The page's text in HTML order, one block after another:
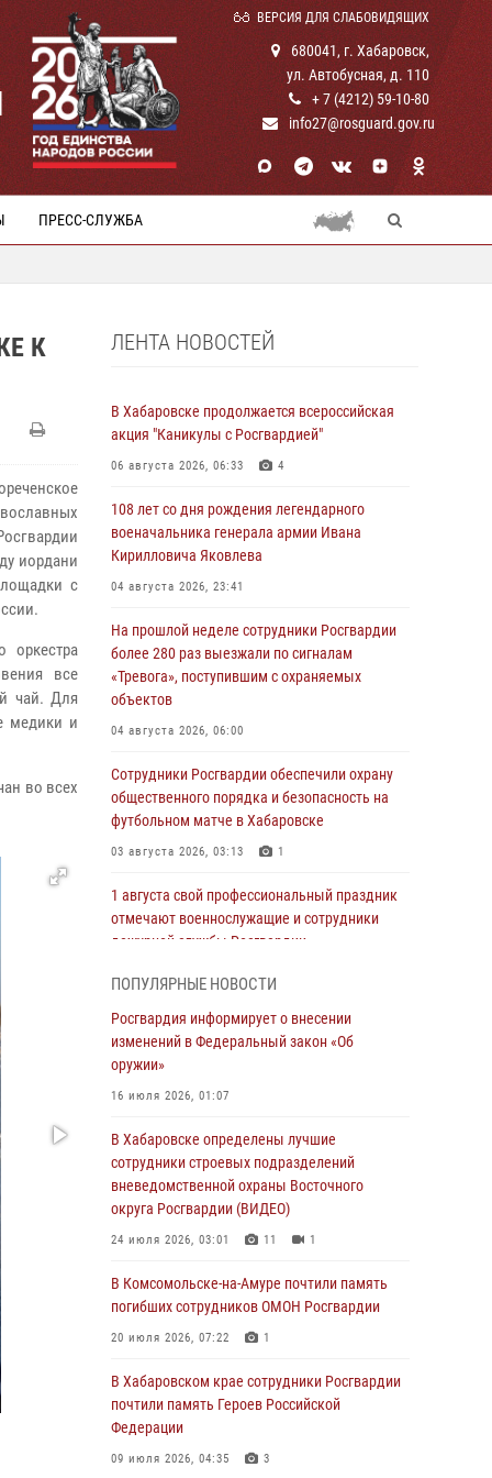
ВЕРСИЯ ДЛЯ СЛАБОВИДЯЩИХ
680041, г. Хабаровск,
ул. Автобусная, д. 110
+ 7 (4212) 59-10-80
info27@rosguard.gov.ru
ПРЕСС-СЛУЖБА
К
иордани
с
оркестра
все
чай. Для
медики и
во всех
ЛЕНТА НОВОСТЕЙ
В Хабаровске продолжается всероссийская
акция "Каникулы с Росгвардией"
06 августа 2026, 06:33 4
108 лет со дня рождения легендарного
военачальника генерала армии Ивана
Кирилловича Яковлева
04 августа 2026, 23:41
На прошлой неделе сотрудники Росгвардии
более 280 раз выезжали по сигналам
«Тревога», поступившим с охраняемых
объектов
04 августа 2026, 06:00
Сотрудники Росгвардии обеспечили охрану
общественного порядка и безопасность на
футбольном матче в Хабаровске
03 августа 2026, 03:13 1
1 августа свой профессиональный праздник
отмечают военнослужащие и сотрудники
дежурной службы Росгвардии
День образования тыловых подразделений
Росгвардии
01 августа 2026, 00:00
краю состоялось информирование личного
состава по вопросам реализации
избирательного права
31 июля 2026, 03:26
оказали помощь женщине, потерявшей
сознание во время массового мероприятия
29 июля 2026, 23:24 2
В Хабаровске продолжается акция
«Каникулы с Росгвардией»
29 июля 2026, 02:51
ПОПУЛЯРНЫЕ НОВОСТИ
Росгвардия информирует о внесении
изменений в Федеральный закон «Об
оружии»
16 июля 2026, 01:07
В Хабаровске определены лучшие
сотрудники строевых подразделений
вневедомственной охраны Восточного
округа Росгвардии (ВИДЕО)
24 июля 2026, 03:01 11 1
В Комсомольске-на-Амуре почтили память
погибших сотрудников ОМОН Росгвардии
20 июля 2026, 07:22 1
В Хабаровском крае сотрудники Росгвардии
почтили память Героев Российской
Федерации
09 июля 2026, 04:35 3